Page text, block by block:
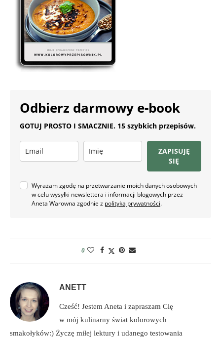
Odbierz darmowy e-book
GOTUJ PROSTO I SMACZNIE. 15 szybkich przepisów.
ZAPISUJĘ
SIĘ
Wyrażam zgodę na przetwarzanie moich danych osobowych
w celu wysyłki newslettera i informacji blogowych przez
Aneta Warowna zgodnie z polityką prywatności.
0
ANETT
Cześć! Jestem Aneta i zapraszam Cię
w mój kulinarny świat kolorowych
smakołyków:) Życzę miłej lektury i udanego testowania